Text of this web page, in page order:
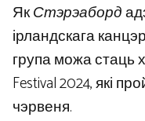
ЯкСтэрэаборд
ірландскага
група можа стаць
Festival 2024, які
чэрвеня.